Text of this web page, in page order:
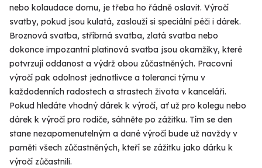
nebo kolaudace domu, je třeba ho řádně oslavit. Výročí
svatby, pokud jsou kulatá, zaslouží si speciální péči i dárek.
Broznová svatba, stříbrná svatba, zlatá svatba nebo
dokonce impozantní platinová svatba jsou okamžiky, které
potvrzují oddanost a výdrž obou zůčastněných. Pracovní
výročí pak odolnost jednotlivce a toleranci týmu v
každodenních radostech a strastech života v kanceláři.
Pokud hledáte vhodný dárek k výročí, ať už pro kolegu nebo
dárek k výročí pro rodiče, sáhněte po zážitku. Tím se den
stane nezapomenutelným a dané výročí bude už navždy v
paměti všech zůčastněných, kteří se zážitku jako dárku k
výročí zůčastnili.